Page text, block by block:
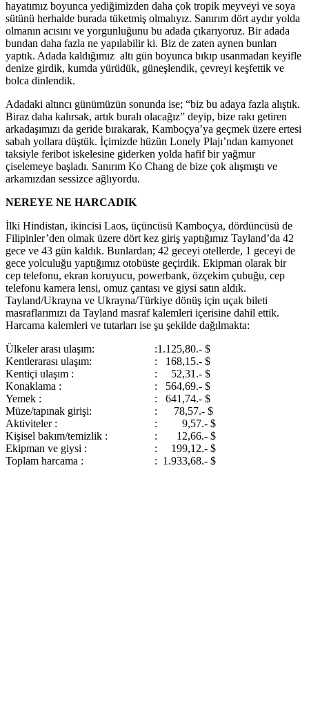
hayatımız boyunca yediğimizden daha çok tropik meyveyi ve soya
sütünü herhalde burada tüketmiş olmalıyız. Sanırım dört aydır yolda
olmanın acısını ve yorgunluğunu bu adada çıkarıyoruz. Bir adada
bundan daha fazla ne yapılabilir ki. Biz de zaten aynen bunları
yaptık. Adada kaldığımız altı gün boyunca bıkıp usanmadan keyifle
denize girdik, kumda yürüdük, güneşlendik, çevreyi keşfettik ve
bolca dinlendik.
Adadaki altıncı günümüzün sonunda ise; “biz bu adaya fazla alıştık.
Biraz daha kalırsak, artık buralı olacağız” deyip, bize rakı getiren
arkadaşımızı da geride bırakarak, Kamboçya’ya geçmek üzere ertesi
sabah yollara düştük. İçimizde hüzün Lonely Plajı’ndan kamyonet
taksiyle feribot iskelesine giderken yolda hafif bir yağmur
çiselemeye başladı. Sanırım Ko Chang de bize çok alışmıştı ve
arkamızdan sessizce ağlıyordu.
NEREYE NE HARCADIK
İlki Hindistan, ikincisi Laos, üçüncüsü Kamboçya, dördüncüsü de
Filipinler’den olmak üzere dört kez giriş yaptığımız Tayland’da 42
gece ve 43 gün kaldık. Bunlardan; 42 geceyi otellerde, 1 geceyi de
gece yolculuğu yaptığımız otobüste geçirdik. Ekipman olarak bir
cep telefonu, ekran koruyucu, powerbank, özçekim çubuğu, cep
telefonu kamera lensi, omuz çantası ve giysi satın aldık.
Tayland/Ukrayna ve Ukrayna/Türkiye dönüş için uçak bileti
masraflarımızı da Tayland masraf kalemleri içerisine dahil ettik.
Harcama kalemleri ve tutarları ise şu şekilde dağılmakta:
Ülkeler arası ulaşım:
:1.125,80.- $
Kentlerarası ulaşım:
: 168,15.- $
Kentiçi ulaşım :
: 52,31.- $
Konaklama :
: 564,69.- $
Yemek :
: 641,74.- $
Müze/tapınak girişi:
: 78,57.- $
Aktiviteler :
: 9,57.- $
Kişisel bakım/temizlik :
: 12,66.- $
Ekipman ve giysi :
: 199,12.- $
Toplam harcama :
: 1.933,68.- $